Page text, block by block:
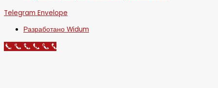
Telegram Envelope
Разработано Widum
Call Now Button